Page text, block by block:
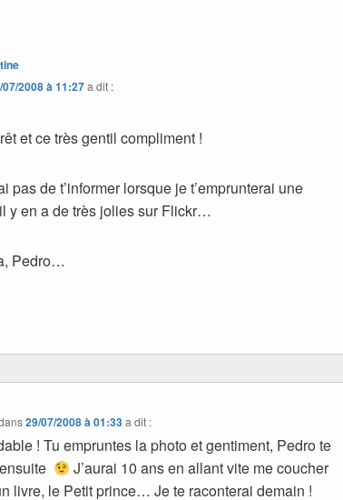
07/2008 à 11:27a dit :
et ce très gentil compliment !
pas de t’informer lorsque je t’emprunterai une
y en a de très jolies sur Flickr…
Pedro…
29/07/2008 à 01:33a dit :
! Tu empruntes la photo et gentiment, Pedro te
J’aurai 10 ans en allant vite me coucher
livre, le Petit prince… Je te raconterai demain !